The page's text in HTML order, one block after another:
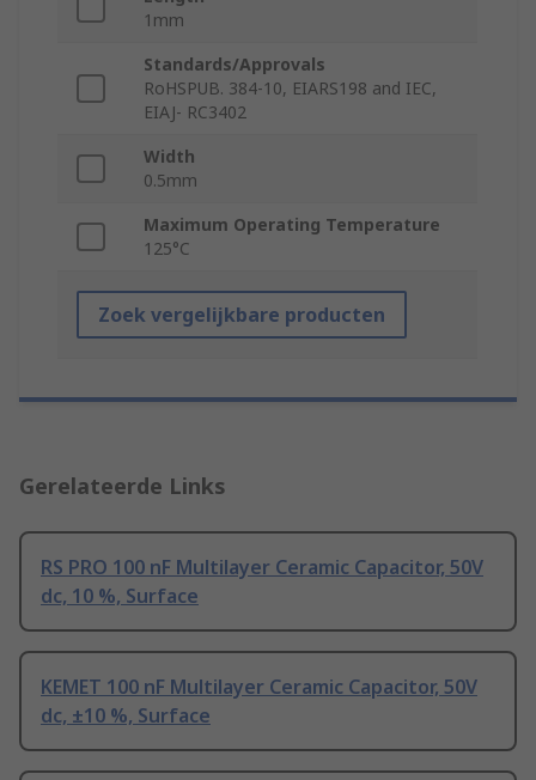
1mm
Standards/Approvals
RoHSPUB. 384-10, EIARS198 and IEC,
EIAJ- RC3402
Width
0.5mm
Maximum Operating Temperature
125°C
Zoek vergelijkbare producten
Gerelateerde Links
RS PRO 100 nF Multilayer Ceramic Capacitor, 50V
dc, 10 %, Surface
KEMET 100 nF Multilayer Ceramic Capacitor, 50V
dc, ±10 %, Surface